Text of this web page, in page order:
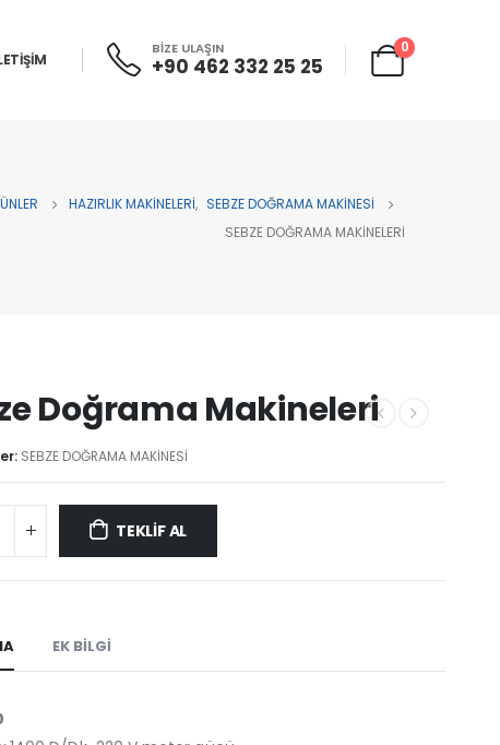
BİZE ULAŞIN
+90 462 332 25 25
0
HAZIRLIK MAKİNELERİ, SEBZE DOĞRAMA MAKİNESİ
SEBZE DOĞRAMA MAKINELERI
Doğrama Makineleri
SEBZE DOĞRAMA MAKİNESİ
TEKLİF AL
EK BILGI